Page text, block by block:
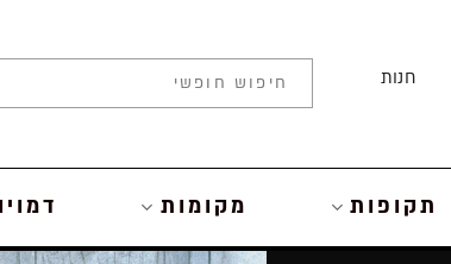
חנות
תקופות מקומות